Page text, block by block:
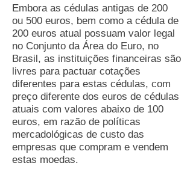
Embora as cédulas antigas de 200
ou 500 euros, bem como a cédula de
200 euros atual possuam valor legal
no Conjunto da Área do Euro, no
Brasil, as instituições financeiras são
livres para pactuar cotações
diferentes para estas cédulas, com
preço diferente dos euros de cédulas
atuais com valores abaixo de 100
euros, em razão de políticas
mercadológicas de custo das
empresas que compram e vendem
estas moedas.